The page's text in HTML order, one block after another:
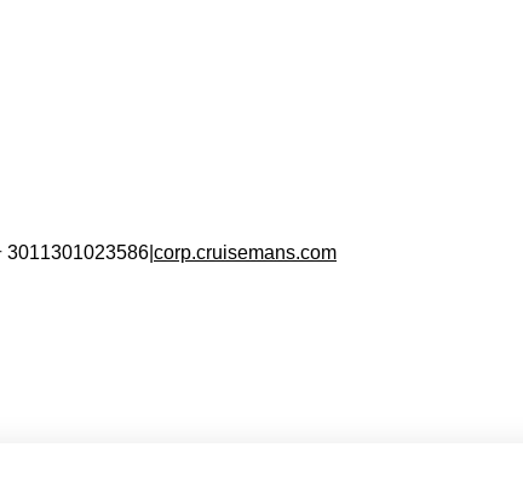
3011301023586 corp.cruisemans.com